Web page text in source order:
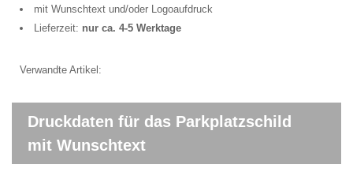
mit Wunschtext und/oder Logoaufdruck
Lieferzeit: nur ca. 4-5 Werktage
Verwandte Artikel:
Druckdaten für das Parkplatzschild
mit Wunschtext